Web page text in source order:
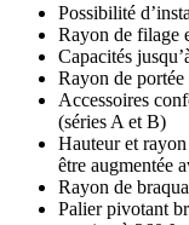
Possibilité
Rayon de filage
Capacités
Rayon de
Accessoires
(séries A et B)
Hauteur et
être augmentée
Rayon de
Palier pivotant